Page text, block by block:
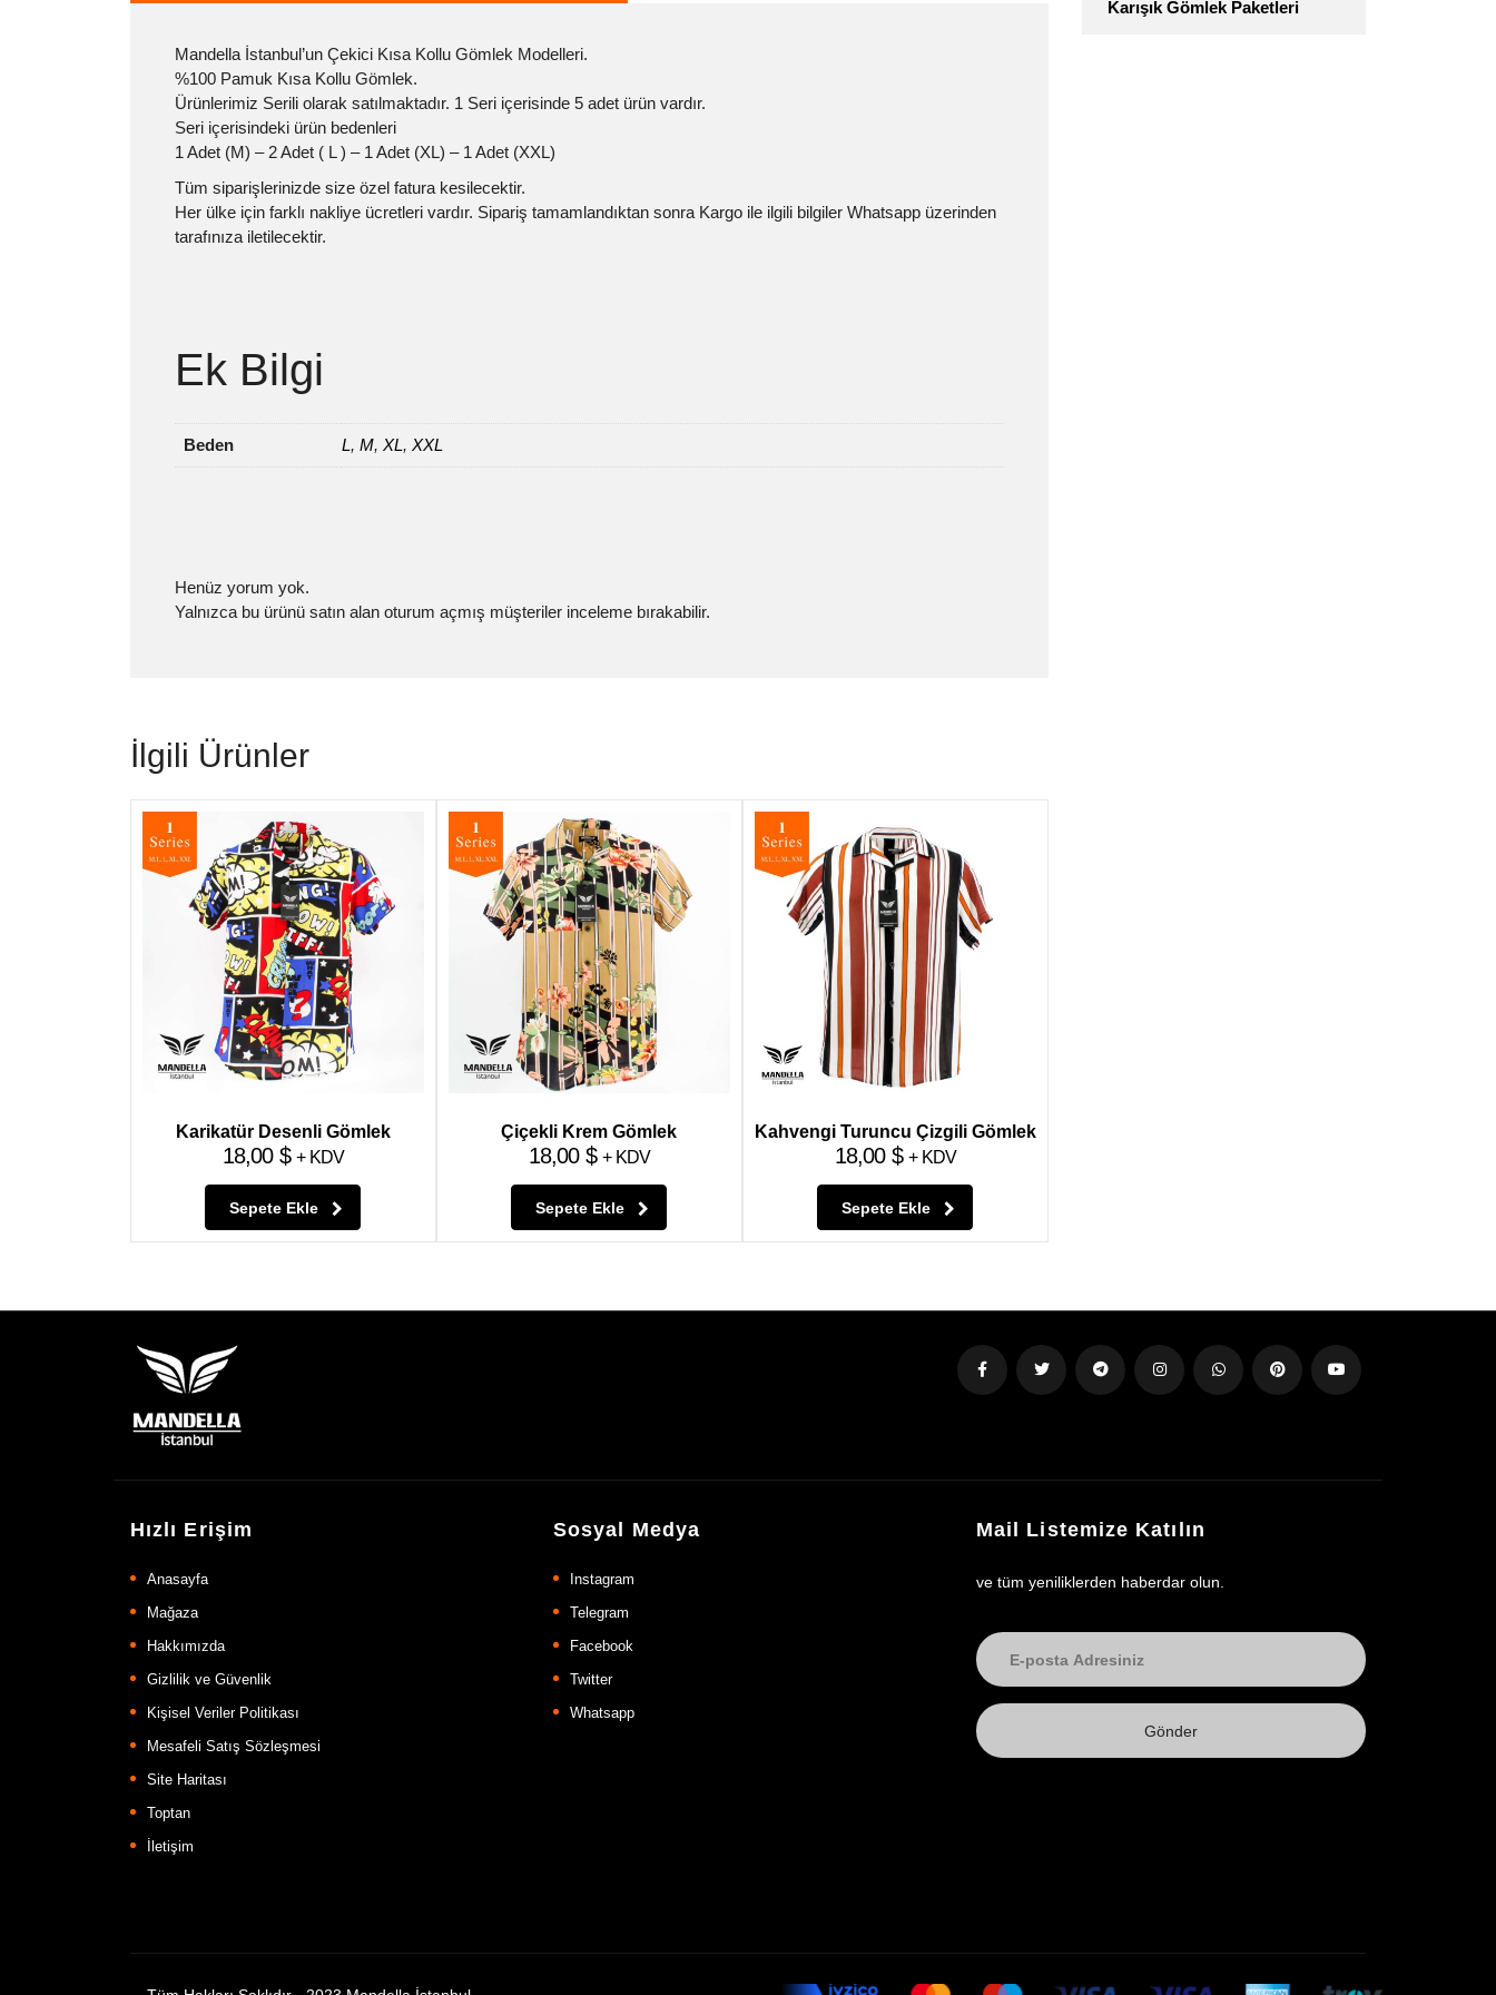
Mandella İstanbul’un Çekici Kısa Kollu Gömlek Modelleri.
%100 Pamuk Kısa Kollu Gömlek.
Ürünlerimiz Serili olarak satılmaktadır. 1 Seri içerisinde 5 adet ürün vardır.
Seri içerisindeki ürün bedenleri
1 Adet (M) – 2 Adet ( L ) – 1 Adet (XL) – 1 Adet (XXL)
Tüm siparişlerinizde size özel fatura kesilecektir.
Her ülke için farklı nakliye ücretleri vardır. Sipariş tamamlandıktan sonra Kargo ile ilgili bilgiler Whatsapp üzerinden
tarafınıza iletilecektir.
Ek Bilgi
Beden L, M, XL, XXL
Henüz yorum yok.
Yalnızca bu ürünü satın alan oturum açmış müşteriler inceleme bırakabilir.
İlgili Ürünler
Karikatür Desenli Gömlek
18,00 $ + KDV
Sepete Ekle
Çiçekli Krem Gömlek
18,00 $ + KDV
Sepete Ekle
Kahvengi Turuncu Çizgili Gömlek
18,00 $ + KDV
Sepete Ekle
Karışık Gömlek Paketleri
Hızlı Erişim
Anasayfa
Mağaza
Hakkımızda
Gizlilik ve Güvenlik
Kişisel Veriler Politikası
Mesafeli Satış Sözleşmesi
Site Haritası
Toptan
İletişim
Sosyal Medya
Instagram
Telegram
Facebook
Twitter
Whatsapp
Mail Listemize Katılın
ve tüm yeniliklerden haberdar olun.